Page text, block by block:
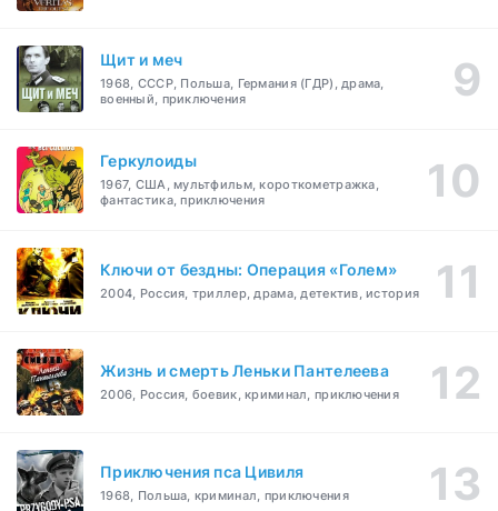
Щит и меч
1968, СССР, Польша, Германия (ГДР), драма,
военный, приключения
Геркулоиды
1967, США, мультфильм, короткометражка,
фантастика, приключения
Ключи от бездны: Операция «Голем»
2004, Россия, триллер, драма, детектив, история
Жизнь и смерть Леньки Пантелеева
2006, Россия, боевик, криминал, приключения
Приключения пса Цивиля
1968, Польша, криминал, приключения